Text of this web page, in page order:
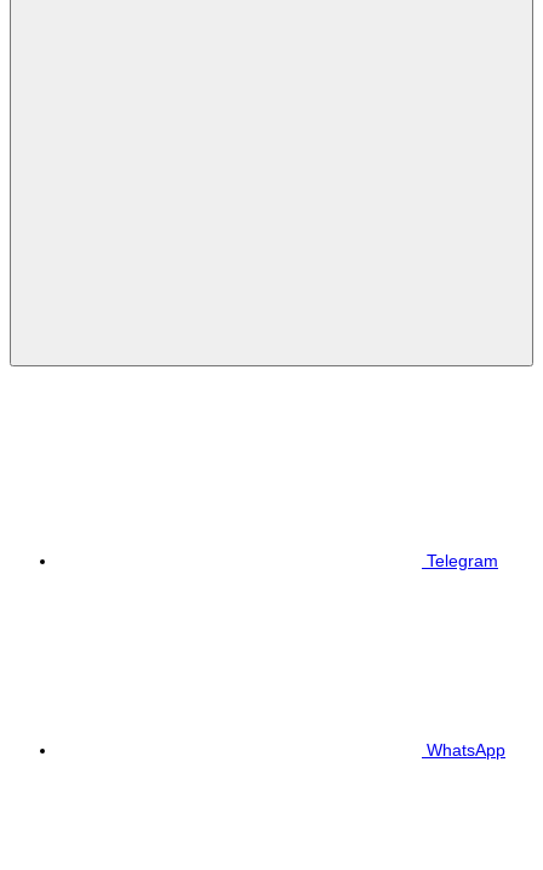
Telegram
WhatsApp